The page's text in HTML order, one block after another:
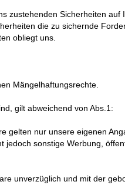
zustehenden Sicherheiten
die zu sichernde
obliegt uns.
Mängelhaftungsrechte.
gilt abweichend von Abs.1:
gelten nur unsere eigenen
jedoch sonstige Werbung,
unverzüglich und mit der